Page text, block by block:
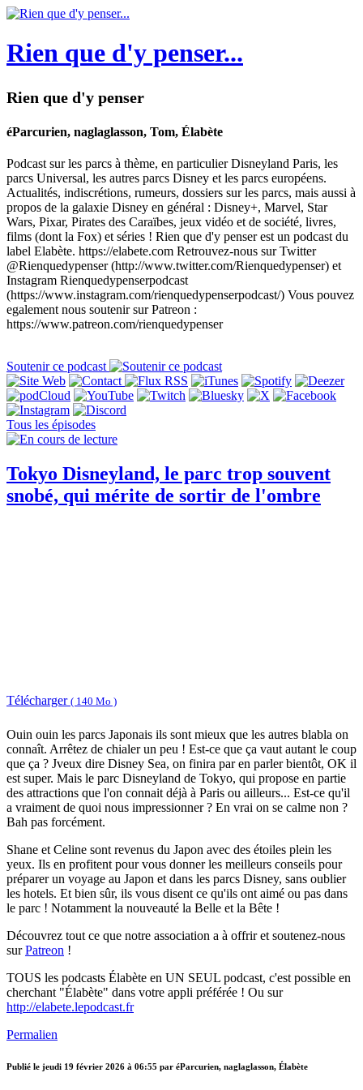
Rien que d'y penser...
Rien que d'y penser
éParcurien, naglaglasson, Tom, Élabète
Podcast sur les parcs à thème, en particulier Disneyland Paris, les
parcs Universal, les autres parcs Disney et les parcs européens.
Actualités, indiscrétions, rumeurs, dossiers sur les parcs, mais aussi à
propos de la galaxie Disney en général : Disney+, Marvel, Star
Wars, Pixar, Pirates des Caraïbes, jeux vidéo et de société, livres,
films (dont la Fox) et séries ! Rien que d'y penser est un podcast du
label Elabète. https://elabete.com Retrouvez-nous sur Twitter
@Rienquedypenser (http://www.twitter.com/Rienquedypenser) et
Instagram Rienquedypenserpodcast
(https://www.instagram.com/rienquedypenserpodcast/) Vous pouvez
egalement nous soutenir sur Patreon :
https://www.patreon.com/rienquedypenser
Soutenir ce podcast
Tous les épisodes
Tokyo Disneyland, le parc trop souvent
snobé, qui mérite de sortir de l'ombre
Télécharger ( 140 Mo )
Ouin ouin les parcs Japonais ils sont mieux que les autres blabla on
connaît. Arrêtez de chialer un peu ! Est-ce que ça vaut autant le coup
que ça ? Jveux dire Disney Sea, on finira par en parler bientôt, OK il
est super. Mais le parc Disneyland de Tokyo, qui propose en partie
des attractions que l'on connait déjà à Paris ou ailleurs... Est-ce qu'il
a vraiment de quoi nous impressionner ? En vrai on se calme non ?
Bah pas forcément.
Shane et Celine sont revenus du Japon avec des étoiles plein les
yeux. Ils en profitent pour vous donner les meilleurs conseils pour
préparer un voyage au Japon et dans les parcs Disney, sans oublier
les hotels. Et bien sûr, ils vous disent ce qu'ils ont aimé ou pas dans
le parc ! Notamment la nouveauté la Belle et la Bête !
Découvrez tout ce que notre association a à offrir et soutenez-nous
surPatreon !
TOUS les podcasts Élabète en UN SEUL podcast, c'est possible en
cherchant "Élabète" dans votre appli préférée ! Ou sur
http://elabete.lepodcast.fr
Permalien
Publié le jeudi 19 février 2026 à 06:55 par éParcurien, naglaglasson, Élabète